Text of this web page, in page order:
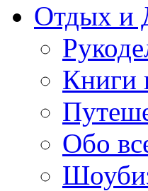
Отдых и
Книги
Обо